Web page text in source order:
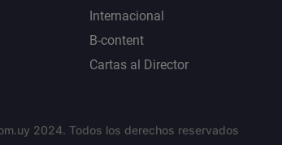
Internacional
B-content
Cartas al Director
2024. Todos los derechos reservados